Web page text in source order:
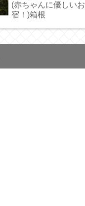
(赤ちゃんに優しいお
宿！)箱根